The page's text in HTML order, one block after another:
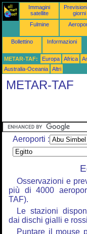
Immagini
satellite
giorni
Fulmine
Bollettino Informazioni
METAR-TAF: Europa Africa
Australia-Oceania
Altri
METAR-TAF
Aeroporti :
Osservazioni e
più di 4000
TAF).
Le stazioni
dai dischi gialli e
Puntare il mouse